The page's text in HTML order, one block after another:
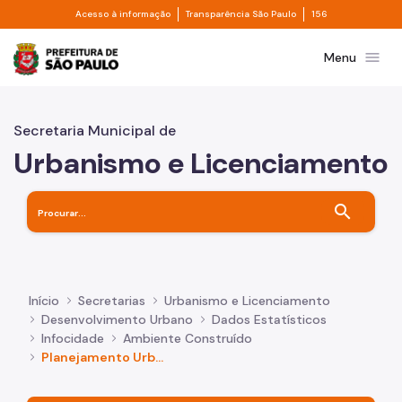
Pular para o Conteúdo principal
Acesso à informação Divisor de acesso à informação
Transparência São Paulo Divisor de
156
Prefeitura de São PauloMenu menu
Secretaria Municipal de
Urbanismo e Licenciamento
search
Início Secretarias
Urbanismo e Licenciamento
Desenvolvimento Urbano
Dados Estatísticos
Infocidade
Ambiente Construído
Planejamento Urbano